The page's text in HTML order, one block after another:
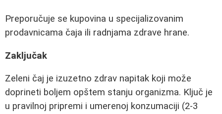
Preporučuje se kupovina u specijalizovanim
prodavnicama čaja ili radnjama zdrave hrane.
Zaključak
Zeleni čaj je izuzetno zdrav napitak koji može
doprineti boljem opštem stanju organizma. Ključ je
u pravilnoj pripremi i umerenoj konzumaciji (2-3